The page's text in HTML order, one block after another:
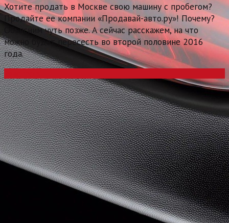
Хотите продать в Москве свою машину с пробегом?
Продайте ее компании «Продавай-авто.ру»! Почему?
Объясним чуть позже. А сейчас расскажем, на что
можно будет пересесть во второй половине 2016
года.